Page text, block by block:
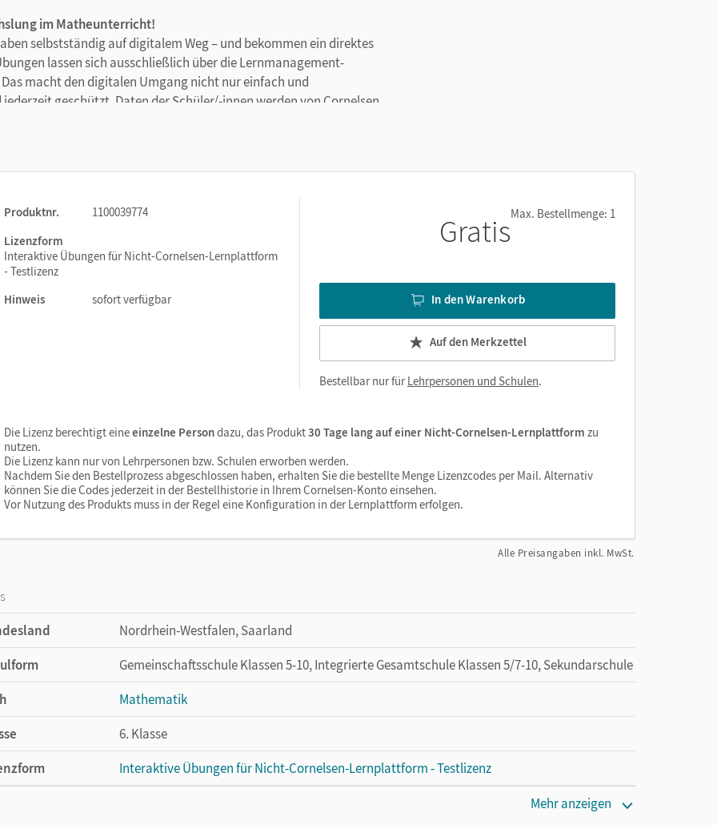
im Matheunterricht!
selbstständig auf digitalem Weg – und bekommen ein direktes
lassen sich ausschließlich über die Lernmanagement-
macht den digitalen Umgang nicht nur einfach und
geschützt. Daten der Schüler/-innen werden von Cornelsen
Klassenstufe auf drei Niveaus passen genau zum Schulbuch.
Zusammenhänge.
individuelle Rechenwege der Lernenden automatisch erkannt.
selbstständig arbeiten können - im Unterricht oder zu Hause.
behalten Sie den Lernstand stets im Blick.
die Schüler/-innen gezielte Hinweise und gelangen
Produktnr.
1100039774
Lizenzform
Interaktive Übungen für Nicht-Cornelsen-Lernplattform
- Testlizenz
Hinweis
sofort verfügbar
GratisMax. Bestellmenge: 1
In den Warenkorb
Auf den Merkzettel
Bestellbar nur fürLehrpersonen und Schulen.
Die Lizenz berechtigt eineeinzelne Persondazu, das Produkt30 Tage lang auf einer Nicht-Cornelsen-Lernplattform zu
nutzen.
Die Lizenz kann nur von Lehrpersonen bzw. Schulen erworben werden.
Nachdem Sie den Bestellprozess abgeschlossen haben, erhalten Sie die bestellte Menge Lizenzcodes per Mail. Alternativ
können Sie die Codes jederzeit in der Bestellhistorie in Ihrem Cornelsen-Konto einsehen.
Vor Nutzung des Produkts muss in der Regel eine Konfiguration in der Lernplattform erfolgen.
Alle Preisangaben inkl. MwSt.
Nordrhein-Westfalen, Saarland
Gemeinschaftsschule Klassen 5-10, Integrierte Gesamtschule Klassen 5/7-10, Sekundarschule
Mathematik
6. Klasse
Interaktive Übungen für Nicht-Cornelsen-Lernplattform - Testlizenz
Mehr anzeigen